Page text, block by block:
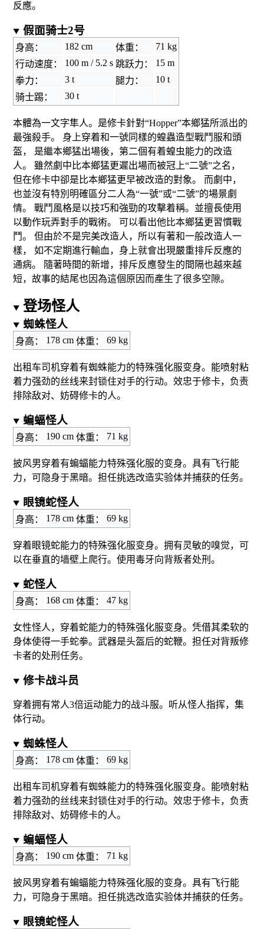
反應。
假面骑士2号
身高： 182 cm 体重：
71 kg
行动速度：
100 m / 5.2 s 跳跃力：
15 m
拳力：
3 t 腿力：
10 t
骑士踢：
30 t
本體為一文字隼人。是修卡針對“Hopper”本鄉猛所派出的
最強殺手。 身上穿着和一號同樣的蝗蟲造型戰鬥服和頭
盔， 是繼本鄉猛出場後，第二個有着蝗虫能力的改造
人。 雖然劇中比本鄉猛更遲出場而被冠上“二號”之名，
但在修卡中卻是比本鄉猛更早被改造的對象。 而劇中，
也並沒有特別明確區分二人為“一號”或“二號”的場景劇
情。 戰鬥風格是以技巧和強勁的攻擊着稱。並擅長使用
以動作玩弄對手的戰術。 可以看出他比本鄉猛更習慣戰
鬥。 但由於不是完美改造人，所以有著和一般改造人一
樣， 如不定期進行輸血，身上就會出現嚴重排斥反應的
通病。 隨著時間的新增，排斥反應發生的間隔也越來越
短，故事的結尾也因為這個原因而產生了很多空隙。
登场怪人
蜘蛛怪人
身高： 178 cm 体重： 69 kg
出租车司机穿着有蜘蛛能力的特殊强化服变身。能喷射粘
着力强劲的丝线来封锁住对手的行动。效忠于修卡，负责
排除敌对、妨碍修卡的人。
蝙蝠怪人
身高： 190 cm 体重： 71 kg
披风男穿着有蝙蝠能力特殊强化服的变身。具有飞行能
力，可隐身于黑暗。担任挑选改造实验体并捕获的任务。
眼镜蛇怪人
身高： 178 cm 体重： 69 kg
穿着眼镜蛇能力的特殊强化服变身。拥有灵敏的嗅觉，可
以在垂直的墙壁上爬行。使用毒牙向背叛者处刑。
蛇怪人
身高： 168 cm 体重： 47 kg
女性怪人，穿着蛇能力的特殊强化服变身。凭借其柔软的
身体使得一手蛇拳。武器是头盔后的蛇鞭。担任对背叛修
卡者的处刑任务。
修卡战斗员
穿着拥有常人3倍运动能力的战斗服。听从怪人指挥，集
体行动。
蜘蛛怪人
身高： 178 cm 体重： 69 kg
出租车司机穿着有蜘蛛能力的特殊强化服变身。能喷射粘
着力强劲的丝线来封锁住对手的行动。效忠于修卡，负责
排除敌对、妨碍修卡的人。
蝙蝠怪人
身高： 190 cm 体重： 71 kg
披风男穿着有蝙蝠能力特殊强化服的变身。具有飞行能
力，可隐身于黑暗。担任挑选改造实验体并捕获的任务。
眼镜蛇怪人